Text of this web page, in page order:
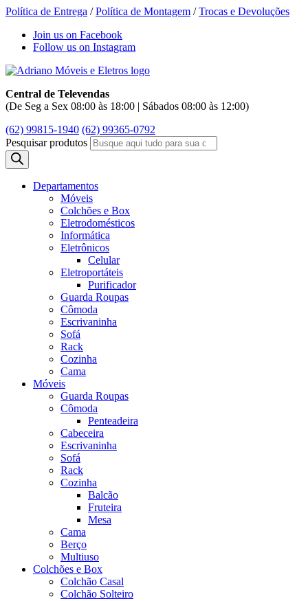
Política de Entrega /Política de Montagem /Trocas e Devoluções
Join us on Facebook
Follow us on Instagram
Central de Televendas
(De Seg a Sex 08:00 às 18:00 | Sábados 08:00 às 12:00)
(62) 99815-1940 (62) 99365-0792
Pesquisar produtos
Departamentos
Móveis
Colchões e Box
Eletrodomésticos
Informática
Eletrônicos
Celular
Eletroportáteis
Purificador
Guarda Roupas
Cômoda
Escrivaninha
Sofá
Rack
Cozinha
Cama
Móveis
Guarda Roupas
Cômoda
Penteadeira
Cabeceira
Escrivaninha
Sofá
Rack
Cozinha
Balcão
Fruteira
Mesa
Cama
Berço
Multiuso
Colchões e Box
Colchão Casal
Colchão Solteiro